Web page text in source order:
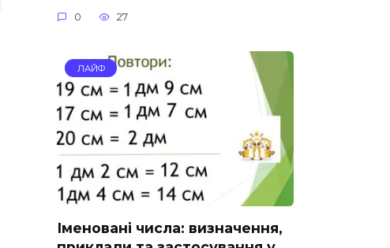
0 27
ЛАЙФ
Іменовані числа: визначення,